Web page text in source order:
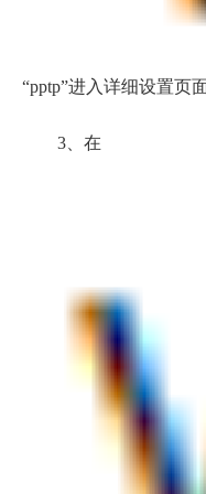
“pptp”进入详细设置页面
3、在